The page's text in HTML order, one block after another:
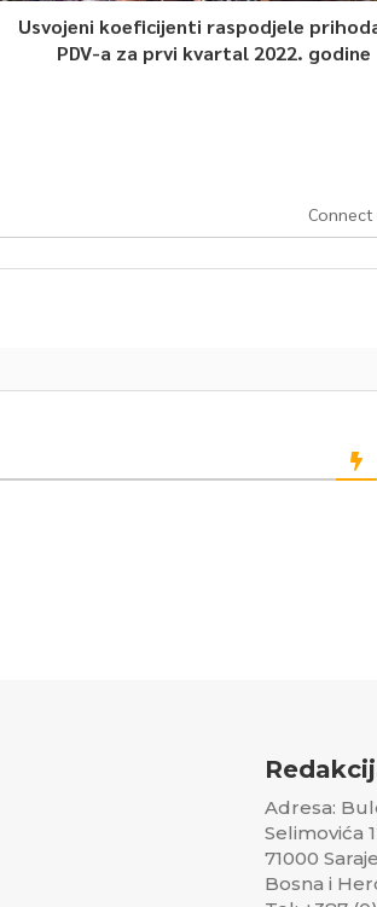
Usvojeni koeficijenti raspodjele
PDV-a za prvi kvartal 2022. godine
Connect
Adresa:
Selimovića
71000
Bosna i